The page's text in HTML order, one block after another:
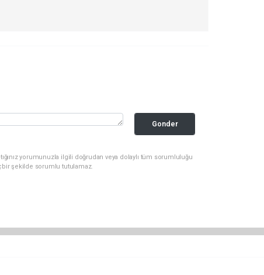
Gonder
yorumunuzla ilgili doğrudan veya dolaylı tüm sorumluluğu
şekilde sorumlu tutulamaz.